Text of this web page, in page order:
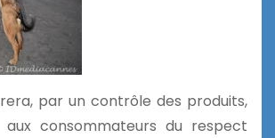
par un contrôle des produits,
consommateurs du respect